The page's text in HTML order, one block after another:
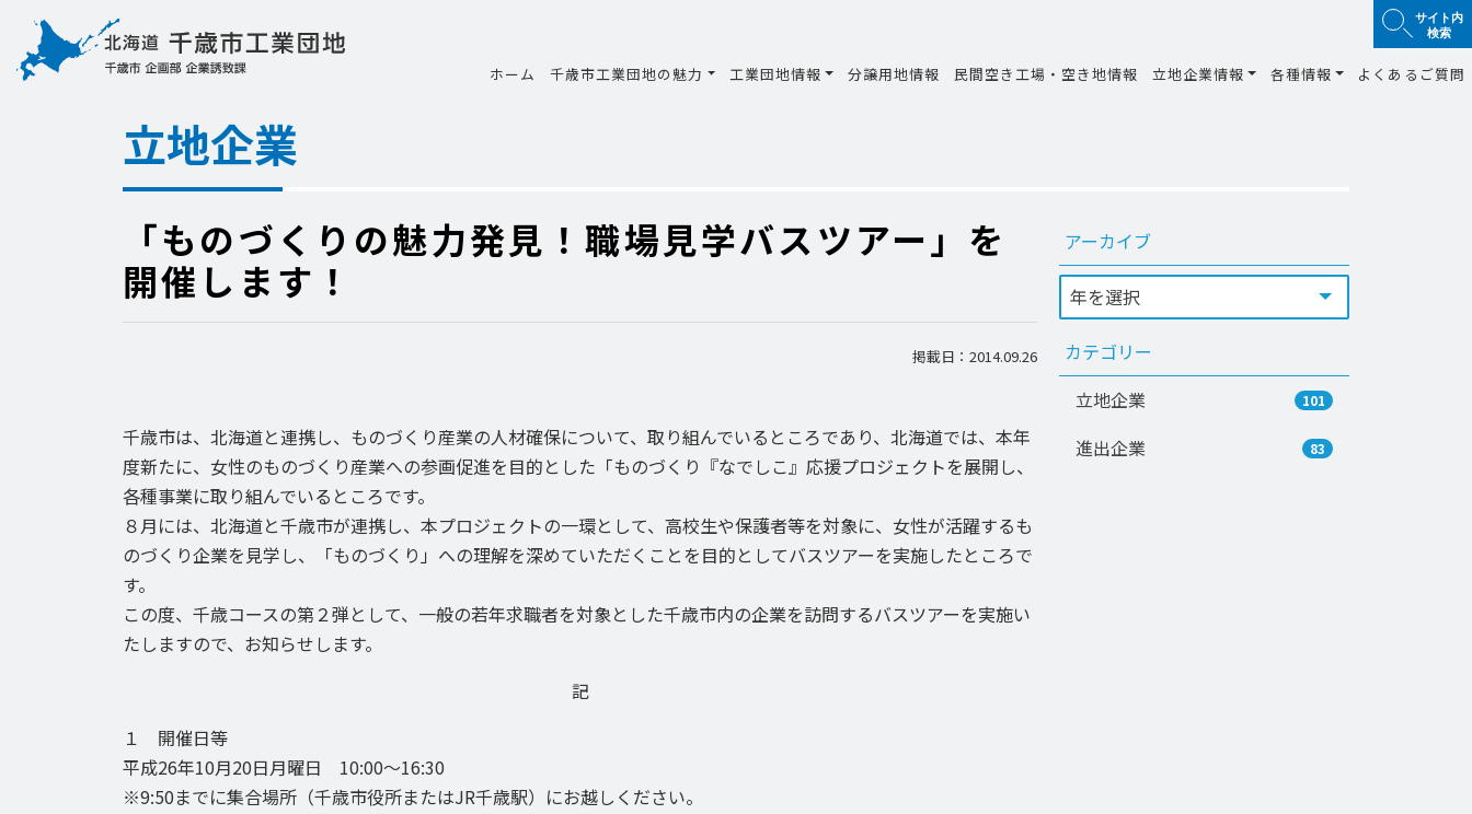
サイト内
検索
ホーム 千歳市工業団地の魅力 工業団地情報 分譲用地情報 民間空き工場・空き地情報 立地企業情報 各種情報 よくあるご質問
立地企業
「ものづくりの魅力発見！職場見学バスツアー」を
開催します！
掲載日：2014.09.26
千歳市は、北海道と連携し、ものづくり産業の人材確保について、取り組んでいるところであり、北海道では、本年
度新たに、女性のものづくり産業への参画促進を目的とした「ものづくり『なでしこ』応援プロジェクトを展開し、
各種事業に取り組んでいるところです。
８月には、北海道と千歳市が連携し、本プロジェクトの一環として、高校生や保護者等を対象に、女性が活躍するも
のづくり企業を見学し、「ものづくり」への理解を深めていただくことを目的としてバスツアーを実施したところで
す。
この度、千歳コースの第２弾として、一般の若年求職者を対象とした千歳市内の企業を訪問するバスツアーを実施い
たしますので、お知らせします。
記
１ 開催日等
平成26年10月20日月曜日 10:00～16:30
※9:50までに集合場所（千歳市役所またはJR千歳駅）にお越しください。
アーカイブ
カテゴリー
立地企業
101
進出企業 83